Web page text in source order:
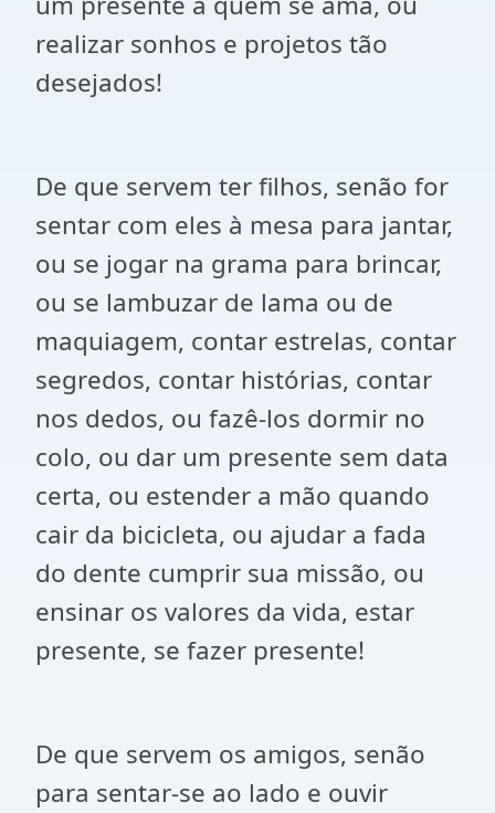
realizar sonhos e projetos tão
desejados!
De que servem ter filhos, senão for
sentar com eles à mesa para jantar,
ou se jogar na grama para brincar,
ou se lambuzar de lama ou de
maquiagem, contar estrelas, contar
segredos, contar histórias, contar
nos dedos, ou fazê-los dormir no
colo, ou dar um presente sem data
certa, ou estender a mão quando
cair da bicicleta, ou ajudar a fada
do dente cumprir sua missão, ou
ensinar os valores da vida, estar
presente, se fazer presente!
De que servem os amigos, senão
para sentar-se ao lado e ouvir